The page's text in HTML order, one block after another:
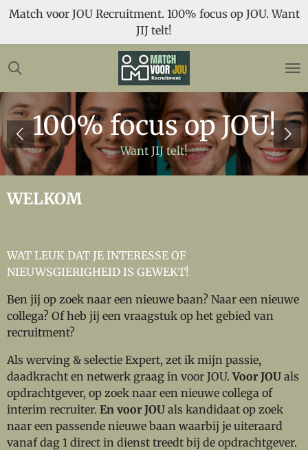
Ga
naar
de
Match voor JOU Recruitment. 100% focus op JOU. Want
JIJ telt!
100% focus opJOU!
Want JIJ telt!
WELKOM
WAT LEUK DAT JE INTERESSE OF
NIEUWSGIERIGHEID IS GEWEKT!
Ben jij op zoek naar een nieuwe baan? Naar een nieuwe
collega? Of heb jij een vraagstuk op het gebied van
recruitment?
Als werving & selectie Expert, zet ik mijn passie,
daadkracht en netwerk graag in voor JOU.Voor JOU als
opdrachtgever, op zoek naar een nieuwe collega of
interim recruiter. En voor JOU als kandidaat op zoek
naar een passende nieuwe baan waarbij je uiteraard
vanaf dag 1 direct in dienst treedt bij de opdrachtgever.